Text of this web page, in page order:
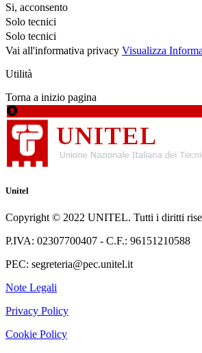
Si, acconsento
Solo tecnici
Solo tecnici
Vai all'informativa privacy Visualizza
Utilità
Torna a inizio pagina
Unitel
Copyright © 2022 UNITEL. Tutti i diritti
P.IVA: 02307700407 - C.F.: 96151210588
PEC: segreteria@pec.unitel.it
Note Legali
Privacy Policy
Cookie Policy